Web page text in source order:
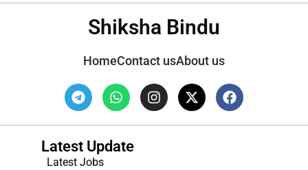
Shiksha Bindu
HomeContact usAbout us
Latest Update
Latest Jobs